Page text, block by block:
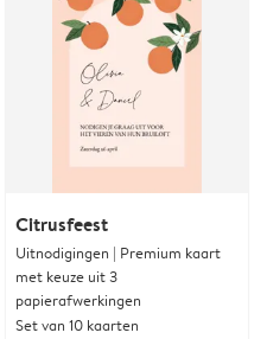
Citrusfeest
Uitnodigingen | Premium kaart
met keuze uit 3
papierafwerkingen
Set van 10 kaarten